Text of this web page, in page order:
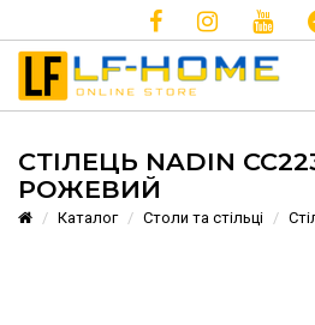
СТІЛЕЦЬ NADIN
РОЖЕВИЙ
Каталог Столи та стільці